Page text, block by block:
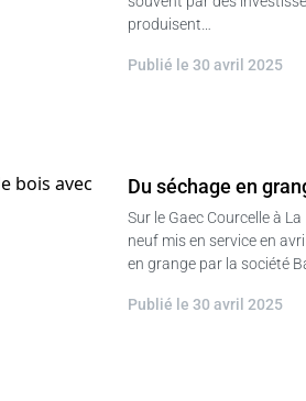
produisent…
Publié le 30 avril 2025
Du séchage en
Sur le Gaec Courcelle à
neuf mis en service en
en grange par la société
Publié le 30 avril 2025